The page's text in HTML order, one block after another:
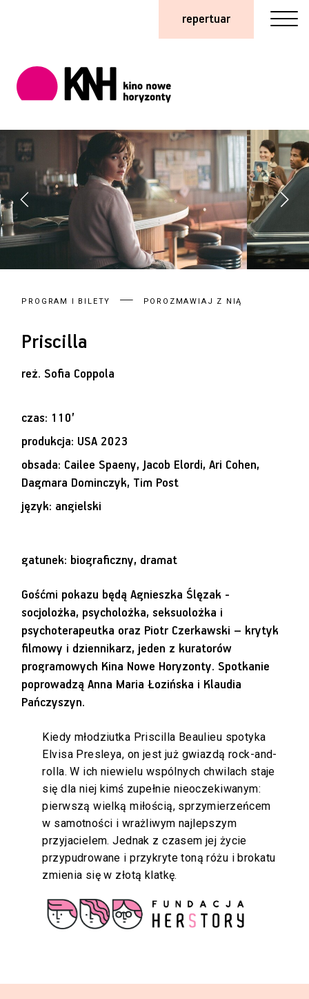
repertuar
PROGRAM I BILETY POROZMAWIAJ Z NIĄ
Priscilla
reż. Sofia Coppola
czas: 110’
produkcja: USA 2023
obsada: Cailee Spaeny, Jacob Elordi, Ari Cohen,
Dagmara Dominczyk, Tim Post
język: angielski
gatunek: biograficzny, dramat
Gośćmi pokazu będą Agnieszka Ślęzak -
socjolożka, psycholożka, seksuolożka i
psychoterapeutka oraz Piotr Czerkawski – krytyk
filmowy i dziennikarz, jeden z kuratorów
programowych Kina Nowe Horyzonty. Spotkanie
poprowadzą Anna Maria Łozińska i Klaudia
Pańczyszyn.
Kiedy młodziutka Priscilla Beaulieu spotyka
Elvisa Presleya, on jest już gwiazdą rock-and-
rolla. W ich niewielu wspólnych chwilach staje
się dla niej kimś zupełnie nieoczekiwanym:
pierwszą wielką miłością, sprzymierzeńcem
w samotności i wrażliwym najlepszym
przyjacielem. Jednak z czasem jej życie
przypudrowane i przykryte toną różu i brokatu
zmienia się w złotą klatkę.